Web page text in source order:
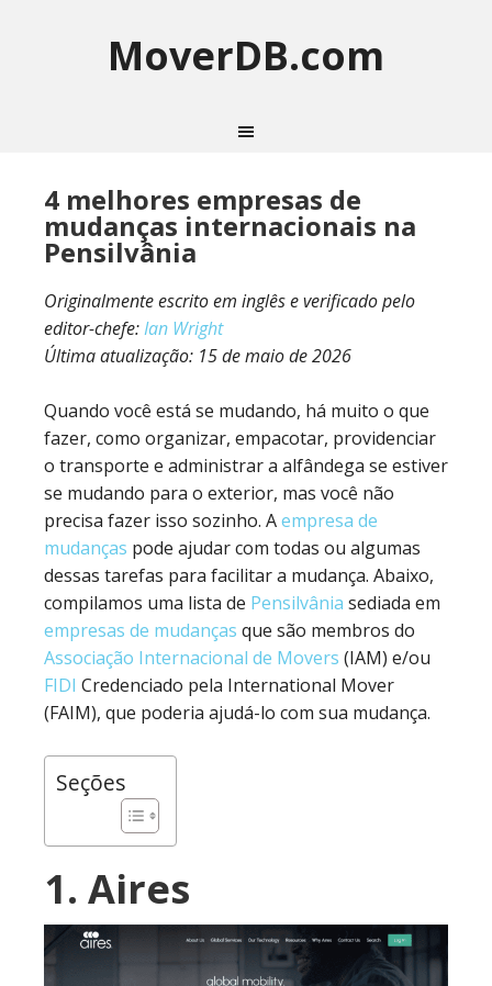
MoverDB.com
4 melhores empresas de
mudanças internacionais na
Pensilvânia
Originalmente escrito em inglês e verificado pelo
editor-chefe:Ian Wright
Última atualização: 15 de maio de 2026
Quando você está se mudando, há muito o que
fazer, como organizar, empacotar, providenciar
o transporte e administrar a alfândega se estiver
se mudando para o exterior, mas você não
precisa fazer isso sozinho. Aempresa de
mudanças pode ajudar com todas ou algumas
dessas tarefas para facilitar a mudança. Abaixo,
compilamos uma lista de Pensilvânia sediada em
empresas de mudanças que são membros do
Associação Internacional de Movers (IAM) e/ou
FIDI Credenciado pela International Mover
(FAIM), que poderia ajudá-lo com sua mudança.
Seções
1. Aires